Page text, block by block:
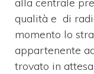
qualità e di
momento lo
appartenente
trovato in